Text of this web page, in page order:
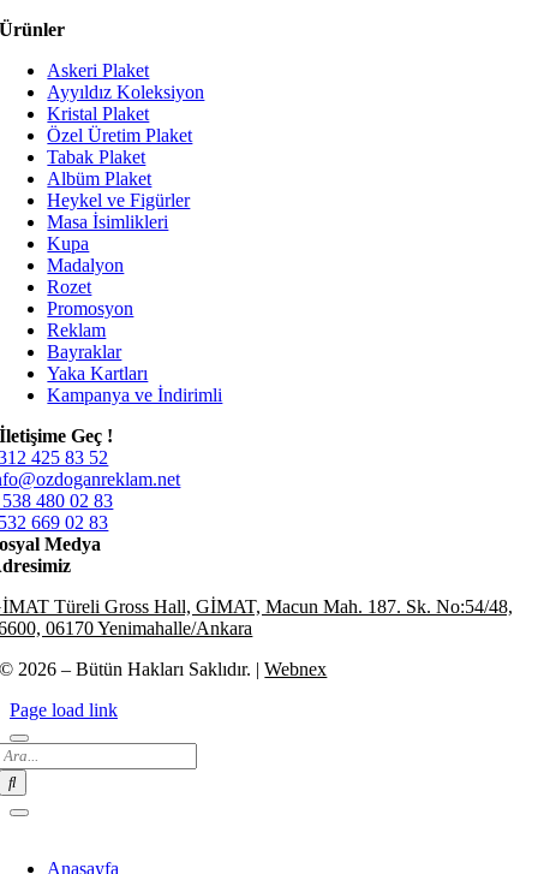
Ürünler
Askeri Plaket
Ayyıldız Koleksiyon
Kristal Plaket
Özel Üretim Plaket
Tabak Plaket
Albüm Plaket
Heykel ve Figürler
Masa İsimlikleri
Kupa
Madalyon
Rozet
Promosyon
Reklam
Bayraklar
Yaka Kartları
Kampanya ve İndirimli
İletişime Geç !
425 83 52
480 02 83
669 02 83
Medya
Türeli Gross Hall, GİMAT, Macun Mah. 187. Sk. No:54/48,
06170 Yenimahalle/Ankara
© 2026 – Bütün Hakları Saklıdır. |Webnex
Page load link
Anasayfa